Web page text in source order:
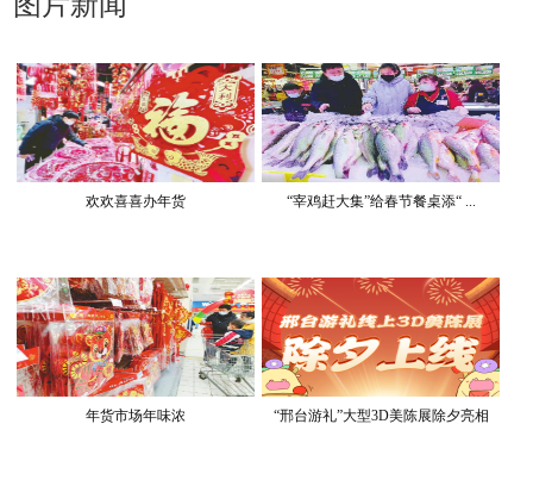
欢欢喜喜办年货 “宰鸡赶大集”给春节餐桌添“ ...
年货市场年味浓 “邢台游礼”大型3D美陈展除夕亮相